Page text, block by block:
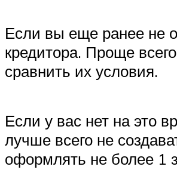
Если вы еще ранее не
кредитора. Проще
сравнить их условия.
Если у вас нет на это
лучше всего не
оформлять не более 1